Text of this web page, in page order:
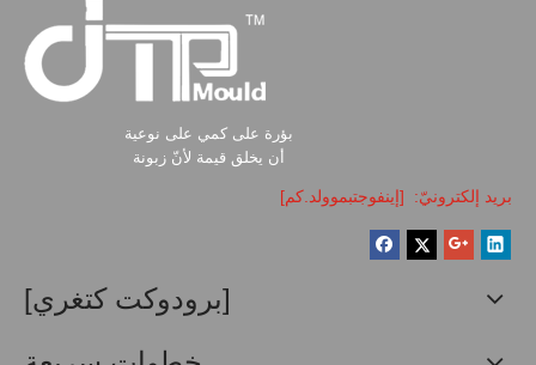
بؤرة على كمي على نوعية
أن يخلق قيمة لأنّ زبونة
بريد إلكترونيّ: [إينفوجتبموولد.كم]
[برودوكت كتغري]